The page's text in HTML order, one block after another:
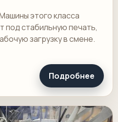
этого класса
под стабильную печать,
загрузку в смене.
Подробнее